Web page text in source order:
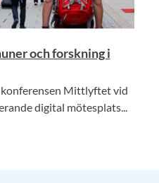
och forskning i
konferensen Mittlyftet vid
digital mötesplats...